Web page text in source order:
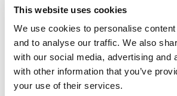
This website uses cookies
We use cookies to personalise
and to analyse our traffic. We also
with our social media, advertising
with other information that you’ve
your use of their services.
footer
Privacy Statement • Algemene
verantwoording